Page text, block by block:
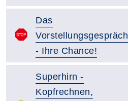
Das
Vorstellungsgespräch
- Ihre Chance!
Superhirn -
Kopfrechnen,